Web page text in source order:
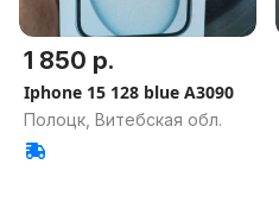
1 850 р.
Iphone 15 128 blue A3090
Полоцк, Витебская обл.